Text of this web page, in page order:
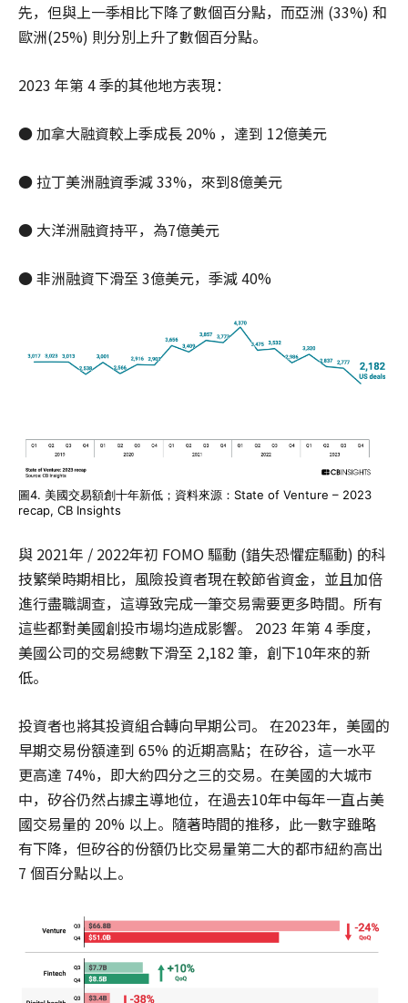
先，但與上一季相比下降了數個百分點，而亞洲 (33%) 和
歐洲(25%) 則分別上升了數個百分點。
2023 年第 4 季的其他地方表現：
● 加拿大融資較上季成長 20% ，達到 12億美元
● 拉丁美洲融資季減 33%，來到8億美元
● 大洋洲融資持平，為7億美元
● 非洲融資下滑至 3億美元，季減 40%
圖4. 美國交易額創十年新低；資料來源：State of Venture – 2023
recap, CB Insights
與 2021年 / 2022年初 FOMO 驅動 (錯失恐懼症驅動) 的科
技繁榮時期相比，風險投資者現在較節省資金，並且加倍
進行盡職調查，這導致完成一筆交易需要更多時間。所有
這些都對美國創投市場均造成影響。 2023 年第 4 季度，
美國公司的交易總數下滑至 2,182 筆，創下10年來的新
低。
投資者也將其投資組合轉向早期公司。 在2023年，美國的
早期交易份額達到 65% 的近期高點；在矽谷，這一水平
更高達 74%，即大約四分之三的交易。在美國的大城市
中，矽谷仍然占據主導地位，在過去10年中每年一直占美
國交易量的 20% 以上。隨著時間的推移，此一數字雖略
有下降，但矽谷的份額仍比交易量第二大的都市紐約高出
7 個百分點以上。